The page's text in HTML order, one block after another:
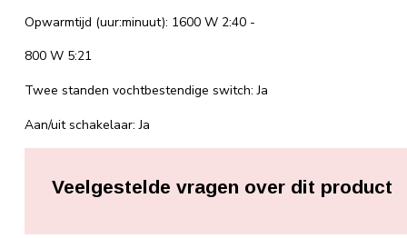
Opwarmtijd (uur:minuut): 1600 W 2:40 -
800 W 5:21
Twee standen vochtbestendige switch: Ja
Aan/uit schakelaar: Ja
Veelgestelde vragen over dit product